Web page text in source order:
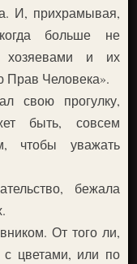
И, прихрамывая,
больше не
хозяевами и их
Прав Человека».
свою прогулку,
быть, совсем
чтобы уважать
бежала
От того ли,
с цветами, или по